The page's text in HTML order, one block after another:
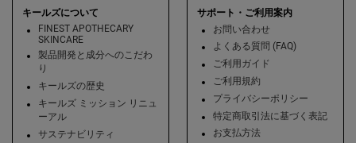
キールズについて
FINEST APOTHECARY
SKINCARE
製品開発と成分へのこだわ
り
キールズの歴史
キールズ ミッション リニュ
ーアル
サステナビリティ
サポート・ご利用案内
お問い合わせ
よくある質問 (FAQ)
ご利用ガイド
ご利用規約
プライバシーポリシー
特定商取引法に基づく表記
お支払方法